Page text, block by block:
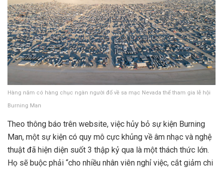
Hàng năm có hàng chục ngàn người đổ về sa mạc Nevada thể tham gia lễ hội
Burning Man
Theo thông báo trên website, việc hủy bỏ sự kiện Burning
Man, một sự kiện có quy mô cực khủng về âm nhạc và nghệ
thuật đã hiện diện suốt 3 thập kỷ qua là một thách thức lớn.
Họ sẽ buộc phải “cho nhiều nhân viên nghỉ việc, cắt giảm chi